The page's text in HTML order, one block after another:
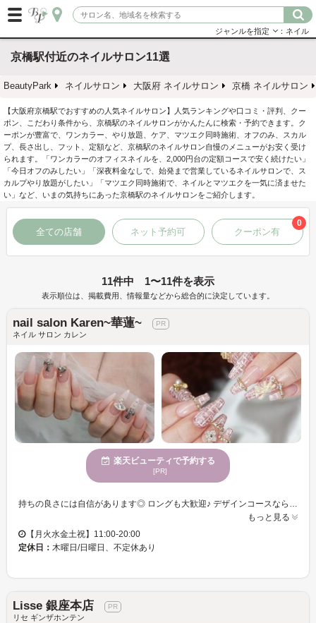
ジャンルを指定 ：ネイル
京橋駅付近のネイルサロン11選
BeautyPark ネイルサロン 大阪府 ネイルサロン 京橋 ネイルサロン
【大阪府京橋駅でおすすめの人気ネイルサロン】人気ランキングや口コミ・評判、クー
ポン、こだわり条件から、京橋駅のネイルサロンがかんたんに検索・予約できます。ク
ーポンが豊富で、ワンカラー、やり放題、ケア、マツエク同時施術、オフのみ、スカル
プ、長さ出し、フット、定額など、京橋駅のネイルサロン自慢のメニューがお安く受け
られます。「ワンカラーのオフィスネイルを、2,000円台の定額コースで安く続けたい」
「今日オフのみしたい」「深夜料金なしで、始発まで営業しているネイルサロンで、ス
カルプやり放題がしたい」「マツエク同時施術で、ネイルとマツエクを一気に済ませた
い」など、いまの気持ちにあった京橋駅のネイルサロンをご紹介します。
全ての店舗 ネット予約可 クーポン有
0
11件中 1〜11件を表示
表示順位は、掲載費用、情報量などから総合的に決定しています。
nail salon Karen~華蓮~
ネイル サロン カレン
楽天ビューティで予約する
[PR]
持ちの良さには自信があります◎ ロングも大歓迎♪ デザインコースならマグネットなどの 特殊ジェルが無料で使い放題＼（＾o＾）／ どんな方でも持ちが良くしっかり最低1ヶ月は 問題なく付いて帰って来てくれていますので お悩みや修正して欲しいことは 何でもご相談ください パーツの種類も豊富でカラーはお客様に合った お気に入りのオリジナルカラーも作れます。 他には置いていない特殊材料も数多く入れていますので 是非、何でもご相談下さい 電子タバコでしたら喫煙OK！
もっと見る
【月火水金土祝】11:00-20:00
定休日： 木曜日/日曜日、不定休あり
Lisse 銀座本店
リセ ギンザホンテン